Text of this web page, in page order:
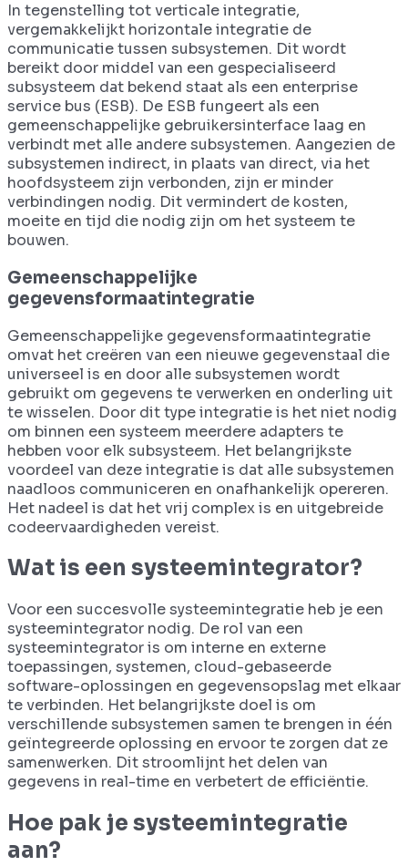
In tegenstelling tot verticale integratie,
vergemakkelijkt horizontale integratie de
communicatie tussen subsystemen. Dit wordt
bereikt door middel van een gespecialiseerd
subsysteem dat bekend staat als een enterprise
service bus (ESB). De ESB fungeert als een
gemeenschappelijke gebruikersinterface laag en
verbindt met alle andere subsystemen. Aangezien de
subsystemen indirect, in plaats van direct, via het
hoofdsysteem zijn verbonden, zijn er minder
verbindingen nodig. Dit vermindert de kosten,
moeite en tijd die nodig zijn om het systeem te
bouwen.
Gemeenschappelijke
gegevensformaatintegratie
Gemeenschappelijke gegevensformaatintegratie
omvat het creëren van een nieuwe gegevenstaal die
universeel is en door alle subsystemen wordt
gebruikt om gegevens te verwerken en onderling uit
te wisselen. Door dit type integratie is het niet nodig
om binnen een systeem meerdere adapters te
hebben voor elk subsysteem. Het belangrijkste
voordeel van deze integratie is dat alle subsystemen
naadloos communiceren en onafhankelijk opereren.
Het nadeel is dat het vrij complex is en uitgebreide
codeervaardigheden vereist.
Wat is een systeemintegrator?
Voor een succesvolle systeemintegratie heb je een
systeemintegrator nodig. De rol van een
systeemintegrator is om interne en externe
toepassingen, systemen, cloud-gebaseerde
software-oplossingen en gegevensopslag met elkaar
te verbinden. Het belangrijkste doel is om
verschillende subsystemen samen te brengen in één
geïntegreerde oplossing en ervoor te zorgen dat ze
samenwerken. Dit stroomlijnt het delen van
gegevens in real-time en verbetert de efficiëntie.
Hoe pak je systeemintegratie
aan?